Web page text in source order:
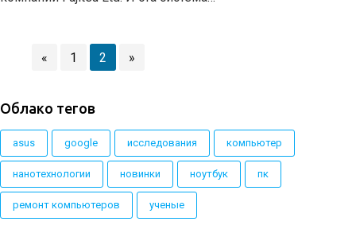
« 1 2 »
Облако тегов
asus google исследования компьютер
нанотехнологии новинки ноутбук пк
ремонт компьютеров ученые